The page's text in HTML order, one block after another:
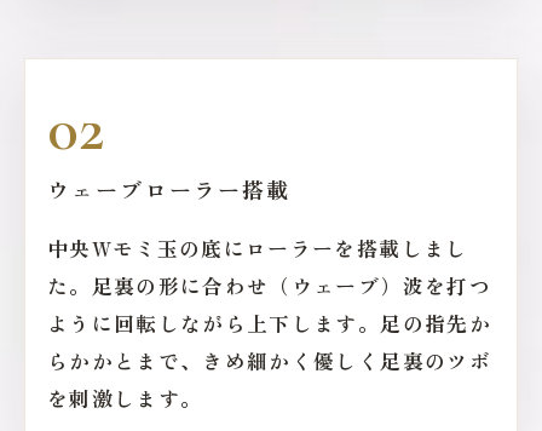
02
ウェーブローラー搭載
中央Wモミ玉の底にローラーを搭載しまし
た。足裏の形に合わせ（ウェーブ）波を打つ
ように回転しながら上下します。足の指先か
らかかとまで、きめ細かく優しく足裏のツボ
を刺激します。